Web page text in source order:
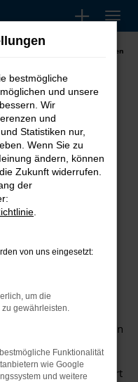
Kodiaq kaufen, leasen, finanzieren
für
Kodiaq in
perfekt nach Dülmen
für Sie. Der
dass sowohl der
souverän gemeistert
bestmögliche
und unsere
Wir
und
Statistiken nur,
Wenn Sie zu
ändern, können
Zukunft widerrufen.
der
von uns eingesetzt:
um die
zu gewährleisten.
Funktionalität
wie Google
und weitere